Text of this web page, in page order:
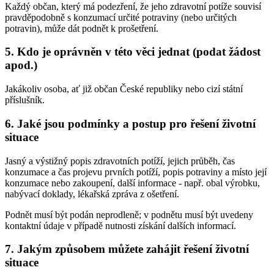
Každý občan, který má podezření, že jeho zdravotní potíže souvisí
pravděpodobně s konzumací určité potraviny (nebo určitých
potravin), může dát podnět k prošetření.
5. Kdo je oprávněn v této věci jednat (podat žádost
apod.)
Jakákoliv osoba, ať již občan České republiky nebo cizí státní
příslušník.
6. Jaké jsou podmínky a postup pro řešení životní
situace
Jasný a výstižný popis zdravotních potíží, jejich průběh, čas
konzumace a čas projevu prvních potíží, popis potraviny a místo její
konzumace nebo zakoupení, další informace - např. obal výrobku,
nabývací doklady, lékařská zpráva z ošetření.
Podnět musí být podán neprodleně; v podnětu musí být uvedeny
kontaktní údaje v případě nutnosti získání dalších informací.
7. Jakým způsobem můžete zahájit řešení životní
situace